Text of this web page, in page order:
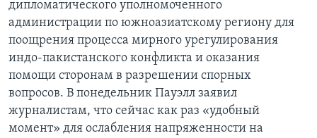
НЬЮ-ЙОРК NEW YORK
ТЕСТЫ
ВИДЕО
ПОДПИСКА НА НОВОСТИ
Learning English
СОЦИАЛЬНЫЕ СЕТИ
дипломатического уполномоченного
администрации по южноазиатскому региону для
поощрения процесса мирного урегулирования
индо-пакистанского конфликта и оказания
помощи сторонам в разрешении спорных
вопросов. В понедельник Пауэлл заявил
журналистам, что сейчас как раз «удобный
момент» для ослабления напряженности на